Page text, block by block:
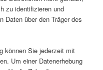
zu identifizieren und
Daten über den Träger des
können Sie jederzeit mit
Um einer Datenerhebung